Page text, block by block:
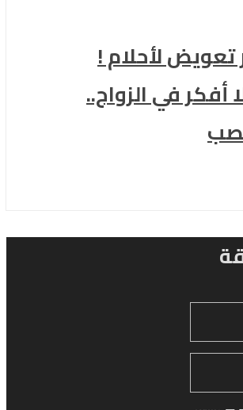
أفكر في الزواج..